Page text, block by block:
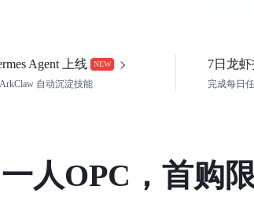
Agent 上线 NEW
自动沉淀技能
7日龙
完成每日
一人OPC，首购